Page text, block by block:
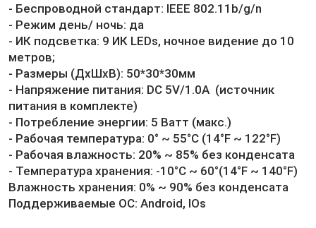
- Беспроводной стандарт: IEEE 802.11b/g/n
- Режим день/ ночь: да
- ИК подсветка: 9 ИК LEDs, ночное видение до 10
метров;
- Размеры (ДхШхВ): 50*30*30мм
- Напряжение питания: DC 5V/1.0A (источник
питания в комплекте)
- Потребление энергии: 5 Ватт (макс.)
- Рабочая температура: 0° ~ 55°C (14°F ~ 122°F)
- Рабочая влажность: 20% ~ 85% без конденсата
- Температура хранения: -10°C ~ 60°(14°F ~ 140°F)
Влажность хранения: 0% ~ 90% без конденсата
Поддерживаемые ОС: Android, IOs